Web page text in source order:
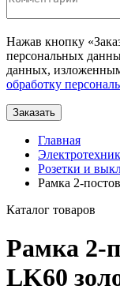
Нажав кнопку «
персональных
данных,
обработку
Заказать
Главная
Розетки и
Рамка 2-
Каталог товаров
Рамка 2-
LK60